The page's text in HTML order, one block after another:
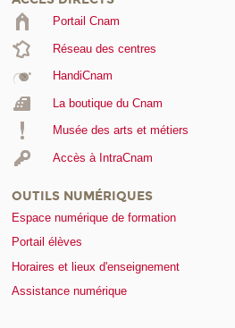
Portail Cnam
Réseau des centres
HandiCnam
La boutique du Cnam
Musée des arts et métiers
Accès à IntraCnam
OUTILS NUMÉRIQUES
Espace numérique de formation
Portail élèves
Horaires et lieux d'enseignement
Assistance numérique